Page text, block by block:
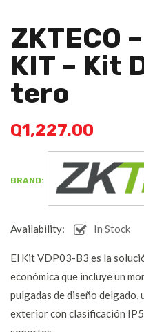
ZKTECO
KIT – Kit
Tero
Q1,227.00
BRAND:
Availability: In Stock
El Kit VDP03-B3 es la
económica que incluye un
pulgadas de diseño delgado,
exterior con clasificación